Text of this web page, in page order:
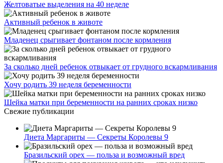
Желтоватые выделения на 40 неделе
Активный ребенок в животе
Младенец срыгивает фонтаном после кормления
За сколько дней ребенок отвыкает от грудного вскармливания
Хочу родить 39 неделя беременности
Шейка матки при беременности на ранних сроках низко
Свежие публикации
Диета Маргариты — Секреты Королевы 9
Бразильский орех — польза и возможный вред